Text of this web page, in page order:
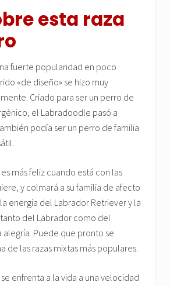
esta raza
fuerte popularidad en poco
«de diseño» se hizo muy
Criado para ser un perro de
el Labradoodle pasó a
podía ser un perro de familia
más feliz cuando está con las
y colmará a su familia de afecto
energía del Labrador Retriever y la
del Labrador como del
alegría. Puede que pronto se
de las razas mixtas más populares.
enfrenta a la vida a una velocidad